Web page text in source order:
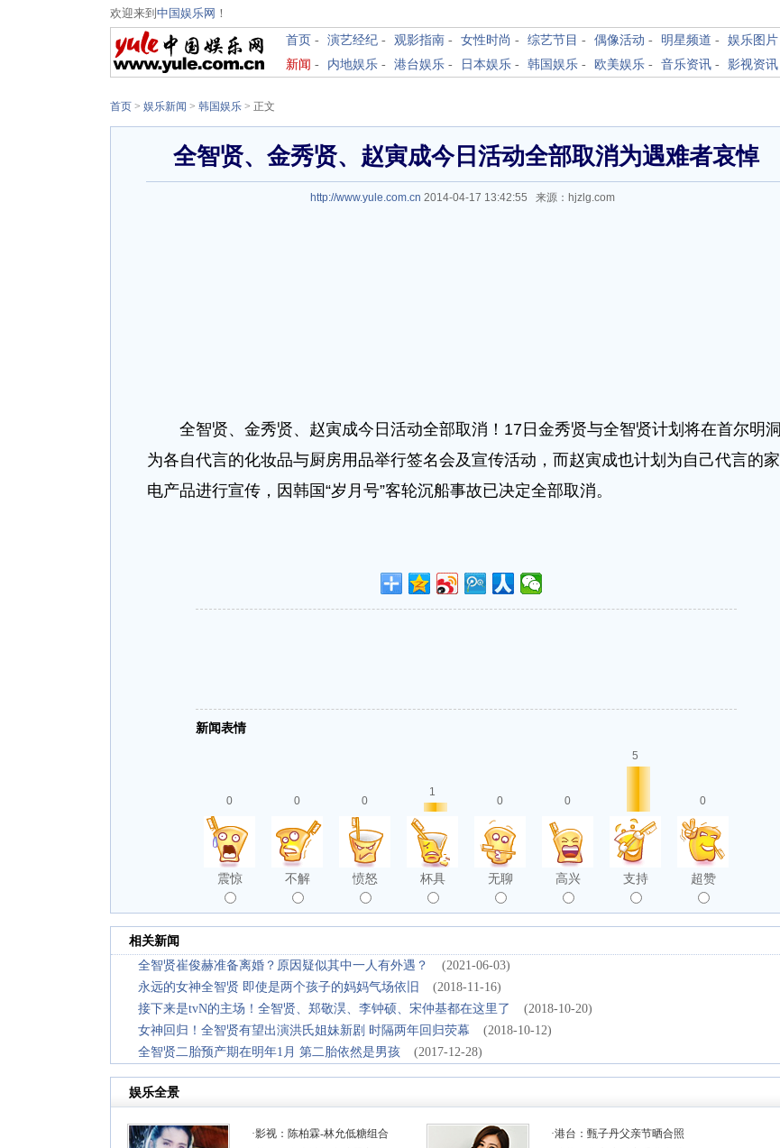
欢迎来到 中国娱乐网 ！
首页 - 演艺经纪 - 观影指南 - 女性时尚 - 综艺节目 - 偶像活动 - 明星频道 - 娱乐图片
新闻 - 内地娱乐 - 港台娱乐 - 日本娱乐 - 韩国娱乐 - 欧美娱乐 - 音乐资讯 - 影视资讯
首页 > 娱乐新闻 > 韩国娱乐 > 正文
全智贤、金秀贤、赵寅成今日活动全部取消为遇难者哀悼
http://www.yule.com.cn 2014-04-17 13:42:55 来源：hjzlg.com
全智贤、金秀贤、赵寅成今日活动全部取消！17日金秀贤与全智贤计划将在首尔明洞
为各自代言的化妆品与厨房用品举行签名会及宣传活动，而赵寅成也计划为自己代言的家
电产品进行宣传，因韩国“岁月号”客轮沉船事故已决定全部取消。
新闻表情
0
震惊
0
不解
0
愤怒
1
杯具
0
无聊
0
高兴
5
支持
0
超赞
相关新闻
全智贤崔俊赫准备离婚？原因疑似其中一人有外遇？
(2021-06-03)
永远的女神全智贤 即使是两个孩子的妈妈气场依旧
(2018-11-16)
接下来是tvN的主场！全智贤、郑敬淏、李钟硕、宋仲基都在这里了
(2018-10-20)
女神回归！全智贤有望出演洪氏姐妹新剧 时隔两年回归荧幕
(2018-10-12)
全智贤二胎预产期在明年1月 第二胎依然是男孩
(2017-12-28)